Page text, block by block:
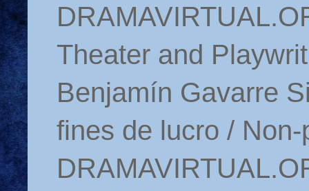
Theater and
Benjamín Gavarre
fines de lucro /